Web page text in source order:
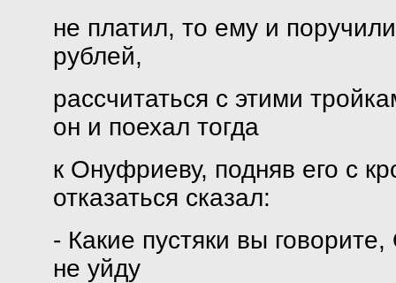
не платил, то ему и
рублей,
рассчитаться с этими
он и поехал тогда
к Онуфриеву, подняв его с
отказаться сказал:
- Какие пустяки вы
не уйду